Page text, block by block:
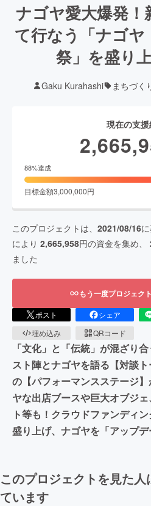
ナゴヤ愛大爆発
て行なう「ナゴヤ
祭」を盛り
Gaku Kurahashi まちづく
現在の支
88%達成
目標金額3,000,000円
このプロジェクトは、 2021/08/16
により 2,665,958円の資金を集め、
ました
もう一度プロジェク
ポスト シェア
埋め込み
QRコード
「文化」と「伝統」が混ざり
スト陣とナゴヤを語る【対談
の【パフォーマンスステージ
ヤな出店ブースや巨大オブジ
ト等も！クラウドファンディ
盛り上げ、ナゴヤを「アップデ
このプロジェクトを見た
ています